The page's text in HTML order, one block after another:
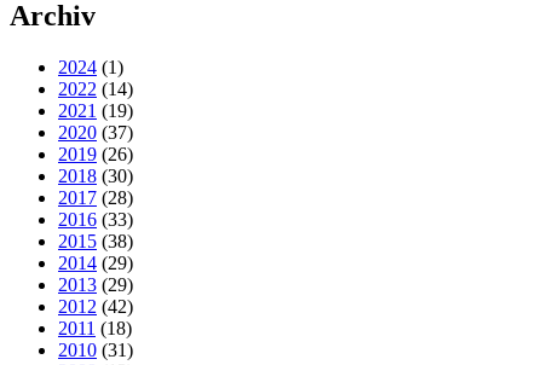
Archiv
2024 (1)
2022 (14)
2021 (19)
2020 (37)
2019 (26)
2018 (30)
2017 (28)
2016 (33)
2015 (38)
2014 (29)
2013 (29)
2012 (42)
2011 (18)
2010 (31)